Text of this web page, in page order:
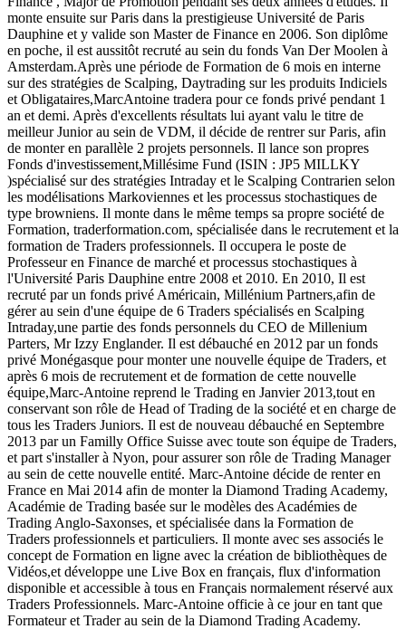
monte ensuite sur Paris dans la prestigieuse Université de Paris
Dauphine et y valide son Master de Finance en 2006. Son diplôme
en poche, il est aussitôt recruté au sein du fonds Van Der Moolen à
Amsterdam.Après une période de Formation de 6 mois en interne
sur des stratégies de Scalping, Daytrading sur les produits Indiciels
et Obligataires,Marc­Antoine tradera pour ce fonds privé pendant 1
an et demi. Après d'excellents résultats lui ayant valu le titre de
meilleur Junior au sein de VDM, il décide de rentrer sur Paris, afin
de monter en parallèle 2 projets personnels. Il lance son propres
Fonds d'investissement,Millésime Fund (ISIN : JP5 MILLKY
)spécialisé sur des stratégies Intraday et le Scalping Contrarien selon
les modélisations Markoviennes et les processus stochastiques de
type browniens. Il monte dans le même temps sa propre société de
Formation, trader­formation.com, spécialisée dans le recrutement et la
formation de Traders professionnels. Il occupera le poste de
Professeur en Finance de marché et processus stochastiques à
l'Université Paris Dauphine entre 2008 et 2010. En 2010, Il est
recruté par un fonds privé Américain, Millénium Partners,afin de
gérer au sein d'une équipe de 6 Traders spécialisés en Scalping
Intraday,une partie des fonds personnels du CEO de Millenium
Parters, Mr Izzy Englander. Il est débauché en 2012 par un fonds
privé Monégasque pour monter une nouvelle équipe de Traders, et
après 6 mois de recrutement et de formation de cette nouvelle
équipe,Marc-­Antoine reprend le Trading en Janvier 2013,tout en
conservant son rôle de Head of Trading de la société et en charge de
tous les Traders Juniors. Il est de nouveau débauché en Septembre
2013 par un Familly Office Suisse avec toute son équipe de Traders,
et part s'installer à Nyon, pour assurer son rôle de Trading Manager
au sein de cette nouvelle entité. Marc­-Antoine décide de renter en
France en Mai 2014 afin de monter la Diamond Trading Academy,
Académie de Trading basée sur le modèles des Académies de
Trading Anglo-Saxonses, et spécialisée dans la Formation de
Traders professionnels et particuliers. Il monte avec ses associés le
concept de Formation en ligne avec la création de bibliothèques de
Vidéos,et développe une Live Box en français, flux d'information
disponible et accessible à tous en Français normalement réservé aux
Traders Professionnels. Marc-Antoine officie à ce jour en tant que
Formateur et Trader au sein de la Diamond Trading Academy.